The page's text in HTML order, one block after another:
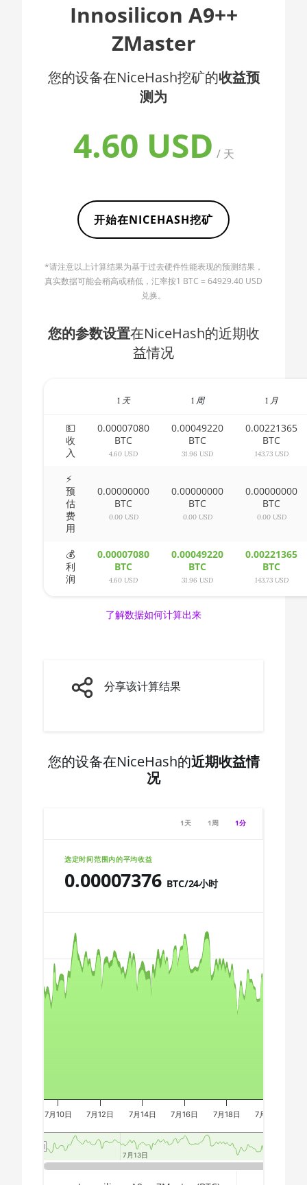
🇦🇲ㅤ AMD
🇦🇴ㅤ AOA - Kz
🏳ㅤ AWG - ƒ
🇧🇦ㅤ BAM - KM
🏳ㅤ BBD - Bds$
🇧🇬ㅤ BGN
🇧🇮ㅤ BIF - FBu
🇧🇷ㅤ BRL - R$
🏳ㅤ BSD - B$
🇧🇹ㅤ BTN - Nu.
🇧🇼ㅤ BWP
🇧🇾ㅤ BYN
🇧🇿ㅤ BZD - BZ$
🇨🇦ㅤ CAD - CA$
🇨🇴ㅤ COP - CO$
🇨🇻ㅤ CVE - CV$
🇩🇴ㅤ DOP - RD$
🇩🇿ㅤ DZD - DA
🇪🇬ㅤ EGP
🇪🇷ㅤ ERN - Nfk
🇪🇹ㅤ ETB - Br
🏳ㅤ FJD - FJ$
🏳ㅤ GMD - D
🇬🇳ㅤ GNF - FG
🇬🇹ㅤ GTQ
AMD CPU EPYC 7402P
AMD CPU EPYC 7551
AMD CPU EPYC 7742
AMD CPU Ryzen 5 1400
AMD CPU Ryzen 5 1600X
AMD CPU Ryzen 5 2600X
AMD CPU Ryzen 5 3500X
AMD CPU Ryzen 5 3600X
AMD CPU Ryzen 5 5600X
AMD CPU Ryzen 5 7600X
AMD CPU Ryzen 7 1700
AMD CPU Ryzen 7 1700X
AMD CPU Ryzen 7 1800X
AMD CPU Ryzen 7 2700
AMD CPU Ryzen 7 2700X
AMD CPU Ryzen 7 3700X
AMD CPU Ryzen 7 5800X
AMD CPU Ryzen 7 5800X3D
AMD CPU Ryzen 9 3900XT
AMD CPU Ryzen 9 5950X
AMD CPU Ryzen 9 7900X
AMD CPU Threadripper
1900X
AMD CPU Threadripper
1920X
2950X
2970WX
AMD CPU Threadripper
Innosilicon A9++
ZMaster
您的设备在NiceHash挖矿的收益预
测为
4.60 USD/ 天
开始在NICEHASH挖矿
*请注意以上计算结果为基于过去硬件性能表现的预测结果，
真实数据可能会稍高或稍低，汇率按1 BTC = 64929.40 USD
兑换。
您的参数设置在NiceHash的近期收
益情况
1 天 1 周 1 月
💵
收
入
0.00007080
BTC
4.60 USD
0.00049220
BTC
31.96 USD
0.00221365
BTC
143.73 USD
⚡
预
估
费
用
0.00000000
BTC
0.00 USD
0.00000000
BTC
0.00 USD
0.00000000
BTC
0.00 USD
💰
利
润
0.00007080
BTC
4.60 USD
0.00049220
BTC
31.96 USD
0.00221365
BTC
143.73 USD
了解数据如何计算出来
分享该计算结果
您的设备在NiceHash的近期收益情
况
1天 1周 1分
选定时间范围内的平均收益
0.00007376 BTC/24小时
Chart
Combination chart with 3 data series.
The chart has 2 X axes displaying Time, and navigator-x-
The chart has 3 Y axes displaying values, values, and
7月10日 7月12日 7月14日 7月16日 7月18日 7月20日
7月13日
7月13日